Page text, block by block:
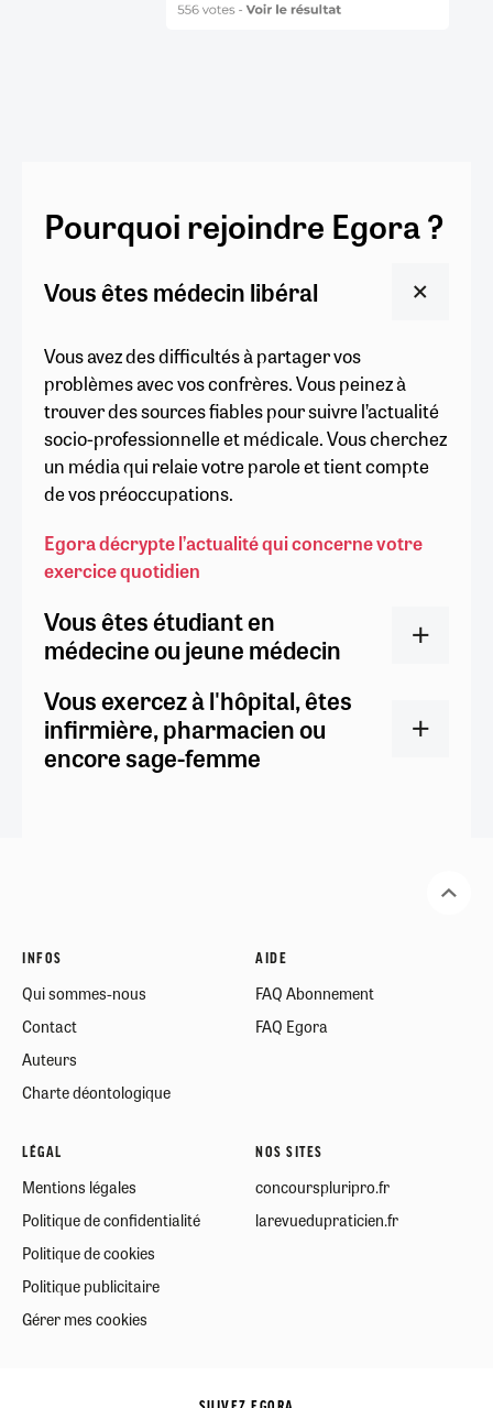
Pourquoi rejoindre Egora ?
Vous êtes médecin libéral
Vous avez des difficultés à partager vos
problèmes avec vos confrères. Vous peinez à
trouver des sources fiables pour suivre l’actualité
socio-professionnelle et médicale. Vous cherchez
un média qui relaie votre parole et tient compte
de vos préoccupations.
Egora décrypte l’actualité qui concerne votre
exercice quotidien
Vous êtes étudiant en
médecine ou jeune médecin
Vous exercez à l'hôpital, êtes
infirmière, pharmacien ou
encore sage-femme
INFOS
Qui sommes-nous
Contact
Auteurs
Charte déontologique
AIDE
FAQ Abonnement
FAQ Egora
LÉGAL
Mentions légales
Politique de confidentialité
Politique de cookies
Politique publicitaire
Gérer mes cookies
NOS SITES
concourspluripro.fr
larevuedupraticien.fr